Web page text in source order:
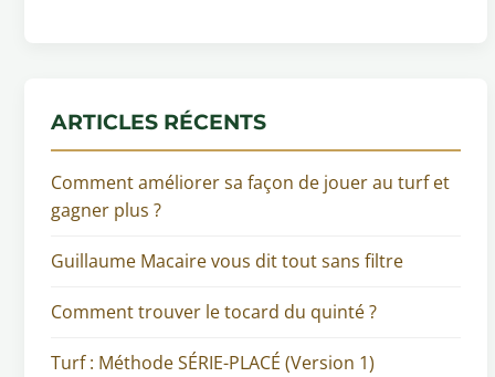
ARTICLES RÉCENTS
Comment améliorer sa façon de jouer au turf et
gagner plus ?
Guillaume Macaire vous dit tout sans filtre
Comment trouver le tocard du quinté ?
Turf : Méthode SÉRIE-PLACÉ (Version 1)